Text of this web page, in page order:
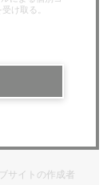
け取る。
サイトの作成者